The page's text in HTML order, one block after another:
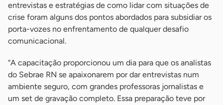
entrevistas e estratégias de como lidar com situações de
crise foram alguns dos pontos abordados para subsidiar os
porta-vozes no enfrentamento de qualquer desafio
comunicacional.
“A capacitação proporcionou um dia para que os analistas
do Sebrae RN se apaixonarem por dar entrevistas num
ambiente seguro, com grandes professoras jornalistas e
um set de gravação completo. Essa preparação teve por